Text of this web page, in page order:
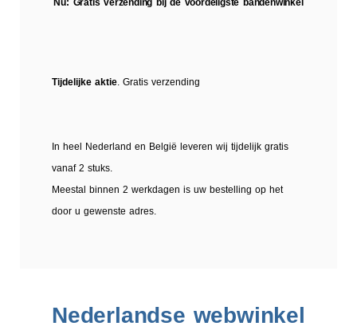
Nu: Gratis verzending bij de voordeligste bandenwinkel
Tijdelijke aktie. Gratis verzending
In heel Nederland en België leveren wij tijdelijk gratis
vanaf 2 stuks.
Meestal binnen 2 werkdagen is uw bestelling op het
door u gewenste adres.
Nederlandse webwinkel